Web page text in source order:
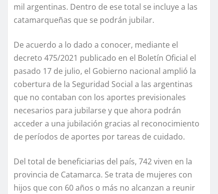
mil argentinas. Dentro de ese total se incluye a las
catamarqueñas que se podrán jubilar.
De acuerdo a lo dado a conocer, mediante el
decreto 475/2021 publicado en el Boletín Oficial el
pasado 17 de julio, el Gobierno nacional amplió la
cobertura de la Seguridad Social a las argentinas
que no contaban con los aportes previsionales
necesarios para jubilarse y que ahora podrán
acceder a una jubilación gracias al reconocimiento
de períodos de aportes por tareas de cuidado.
Del total de beneficiarias del país, 742 viven en la
provincia de Catamarca. Se trata de mujeres con
hijos que con 60 años o más no alcanzan a reunir